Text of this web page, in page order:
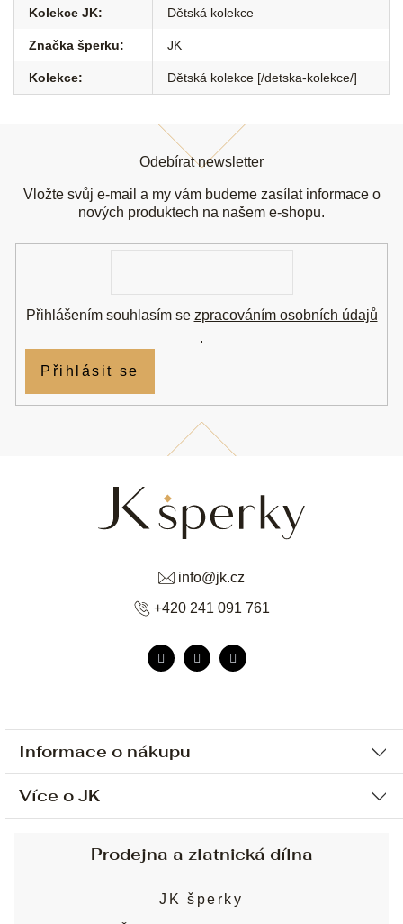
Kolekce JK: Dětská kolekce
Značka šperku: JK
Kolekce: Dětská kolekce [/detska-kolekce/]
Informace o nákupu
Ochrana osobních údajů
Sjednání osobní schůzky
Obchodní podmínky
Více o JK
info@jk.cz
+420 241 091 761
Odebírat newsletter
Vložte svůj e-mail a my vám budeme zasílat informace o
nových produktech na našem e-shopu.
Přihlášením souhlasím se zpracováním osobních údajů
.
Přihlásit se
Prodejna a zlatnická dílna
JK šperky